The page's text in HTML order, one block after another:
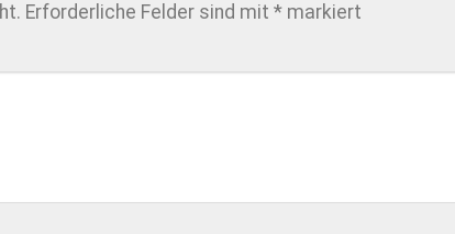
Erforderliche Felder sind mit * markiert